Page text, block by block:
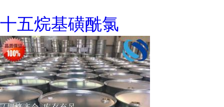
十五烷基磺酰氯